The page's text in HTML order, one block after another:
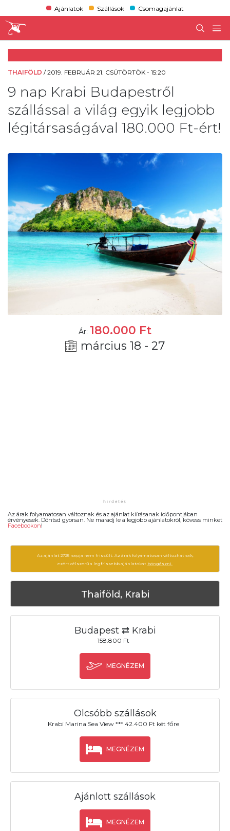
Ajánlatok Szállások Csomagajánlat
THAIFÖLD /2019. FEBRUÁR 21. CSÜTÖRTÖK - 15:20
9 nap Krabi Budapestről
szállással a világ egyik legjobb
légitársaságával 180.000 Ft-ért!
Ár: 180.000 Ft
március 18 - 27
Az árak folyamatosan változnak és az ajánlat kiírásanak időpontjában
érvényesek. Döntsd gyorsan. Ne maradj le a legjobb ajánlatokról, kövess minket
Facebookon!
Az ajánlat 2725 napja nem frissült. Az árak folyamatosan változhatnak,
ezért célszerű a legfrissebb ajánlatokat böngészni.
Thaiföld, Krabi
Budapest ⇄ Krabi
158.800 Ft
MEGNÉZEM
Olcsóbb szállások
Krabi Marina Sea View *** 42.400 Ft két főre
MEGNÉZEM
Ajánlott szállások
MEGNÉZEM